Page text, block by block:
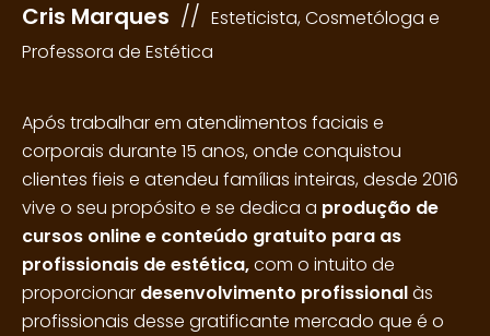
Cris Marques // Esteticista, Cosmetóloga e
Professora de Estética
Após trabalhar em atendimentos faciais e
corporais durante 15 anos, onde conquistou
clientes fieis e atendeu famílias inteiras, desde 2016
vive o seu propósito e se dedica a produção de
cursos onlinee conteúdo gratuito para as
profissionais de estética,com o intuito de
proporcionar desenvolvimento profissionalàs
profissionais desse gratificante mercado que é o